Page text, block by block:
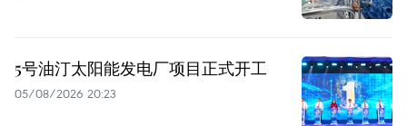
5号油汀太阳能发电厂项目正式开工
05/08/2026 20:23